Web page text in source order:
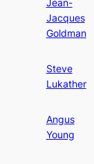
Jean-
Jacques
Goldman
Steve
Lukather
Angus
Young